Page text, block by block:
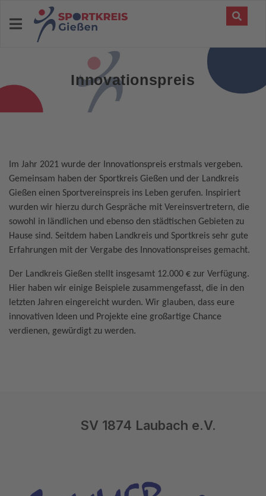
Innovationspreis
Im Jahr 2021 wurde der Innovationspreis erstmals vergeben.
Gemeinsam haben der Sportkreis Gießen und der Landkreis
Gießen einen Sportvereinspreis ins Leben gerufen. Inspiriert
wurden wir hierzu durch Gespräche mit Vereinsvertretern, die
sowohl in ländlichen und ebenso den städtischen Gebieten zu
Hause sind. Seitdem haben Landkreis und Sportkreis sehr gute
Erfahrungen mit der Vergabe des Innovationspreises gemacht.
Der Landkreis Gießen stellt insgesamt 12.000 € zur Verfügung.
Hier haben wir einige Beispiele zusammengefasst, die in den
letzten Jahren eingereicht wurden. Wir glauben, dass eure
innovativen Ideen und Projekte eine großartige Chance
verdienen, gewürdigt zu werden.
SV 1874 Laubach e.V.